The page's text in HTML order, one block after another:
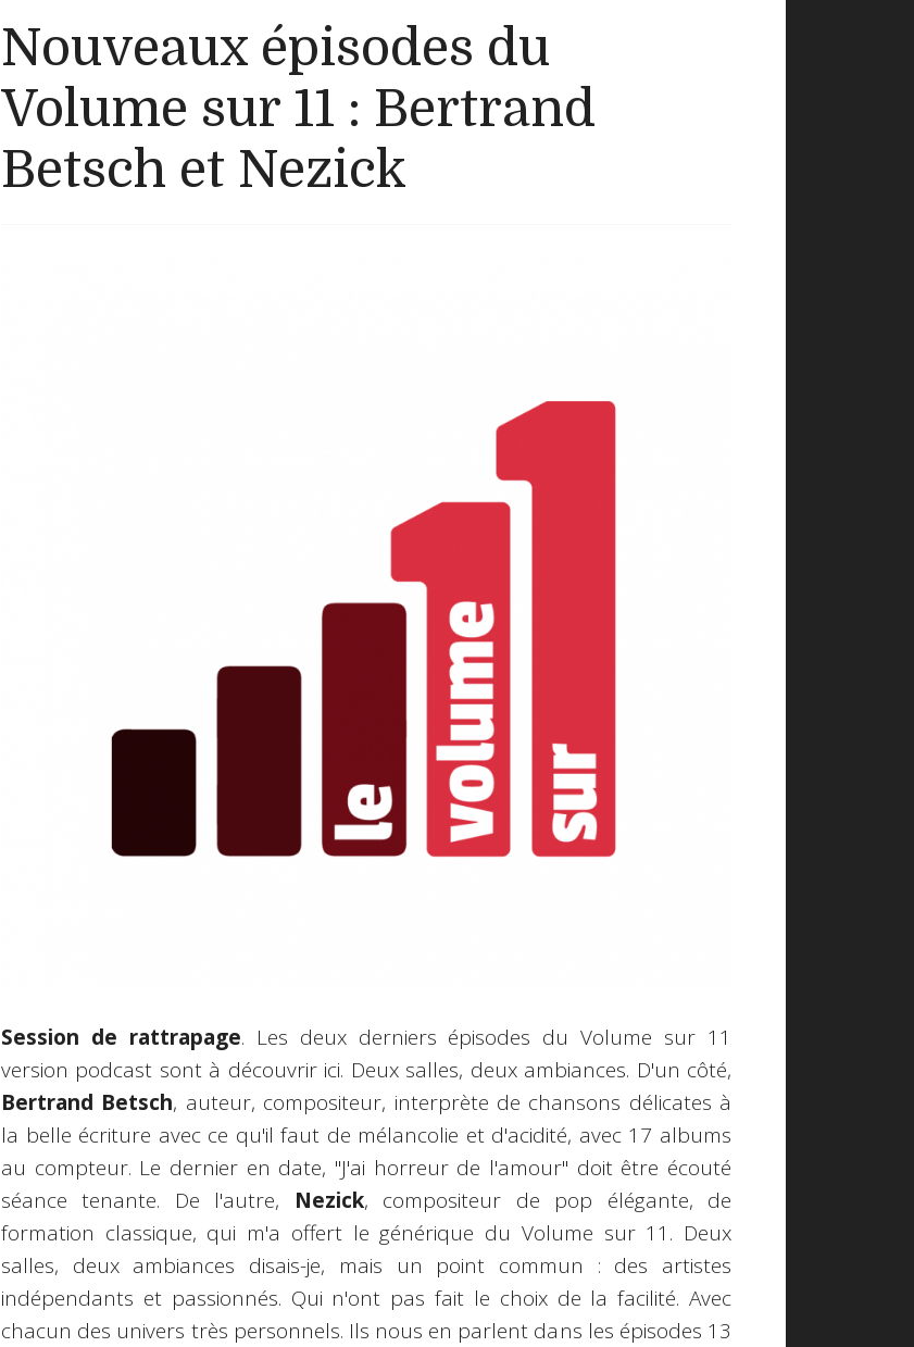
Nouveaux épisodes du
Volume sur 11 : Bertrand
Betsch et Nezick
Session de rattrapage. Les deux derniers épisodes du Volume sur 11
version podcast sont à découvrir ici. Deux salles, deux ambiances. D'un côté,
Bertrand Betsch, auteur, compositeur, interprète de chansons délicates à
la belle écriture avec ce qu'il faut de mélancolie et d'acidité, avec 17 albums
au compteur. Le dernier en date, "J'ai horreur de l'amour" doit être écouté
séance tenante. De l'autre, Nezick, compositeur de pop élégante, de
formation classique, qui m'a offert le générique du Volume sur 11. Deux
salles, deux ambiances disais-je, mais un point commun : des artistes
indépendants et passionnés. Qui n'ont pas fait le choix de la facilité. Avec
chacun des univers très personnels. Ils nous en parlent dans les épisodes 13